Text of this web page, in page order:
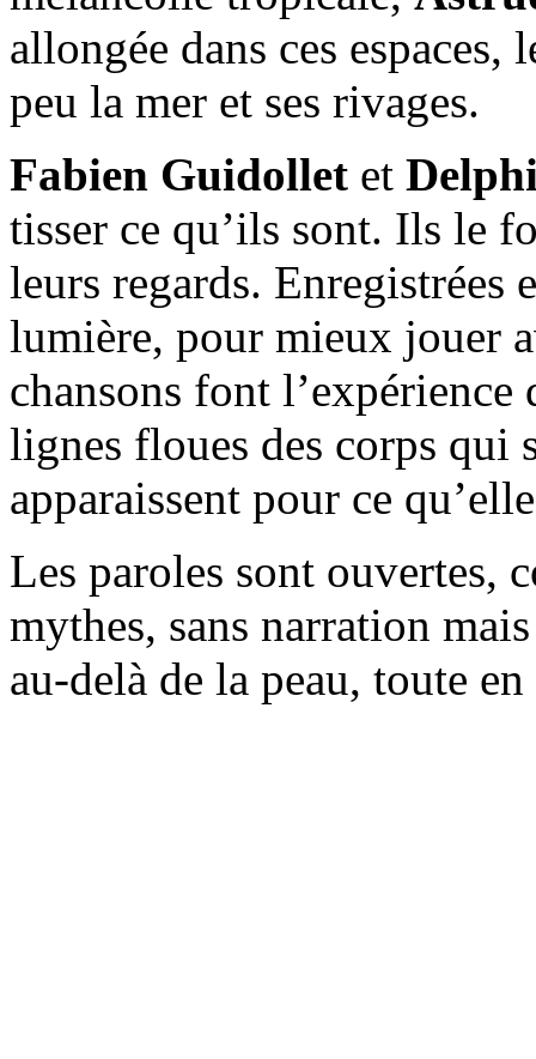
allongée dans ces espaces,
peu la mer et ses rivages.
Fabien Guidollet et
tisser ce qu’ils sont. Ils le
leurs regards. Enregistrées
lumière, pour mieux jouer
chansons font l’expérience
lignes floues des corps qui
apparaissent pour ce
Les paroles sont ouvertes,
mythes, sans narration
au-delà de la peau, toute